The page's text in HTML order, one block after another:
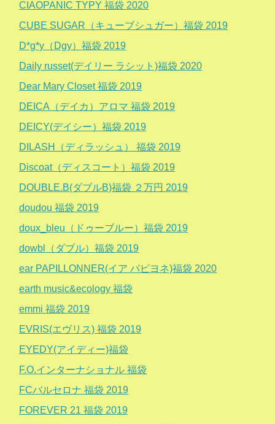
CIAOPANIC TYPY 福袋 2020
CUBE SUGAR（キューブシュガー）福袋 2019
D*g*y（Dgy）福袋 2019
Daily russet(デイリー ラシット)福袋 2020
Dear Mary Closet 福袋 2019
DEICA（デイカ）アロマ 福袋 2019
DEICY(デイシー）福袋 2019
DILASH（ディラッシュ） 福袋 2019
Discoat（ディスコート）福袋 2019
DOUBLE.B(ダブルB)福袋 ２万円 2019
doudou 福袋 2019
doux_bleu（ドゥーブルー）福袋 2019
dowbl（ダブル）福袋 2019
ear PAPILLONNER(イア パピヨネ)福袋 2020
earth music&ecology 福袋
emmi 福袋 2019
EVRIS(エヴリス) 福袋 2019
EYEDY(アイディー)福袋
F.O.インターナショナル 福袋
FCバルセロナ 福袋 2019
FOREVER 21 福袋 2019